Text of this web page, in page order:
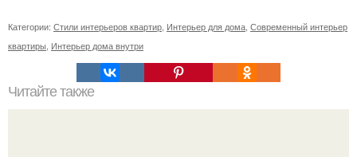
Категории: Стили интерьеров квартир Интерьер для дома Современный интерьер
квартиры Интерьер дома внутри
Читайте также